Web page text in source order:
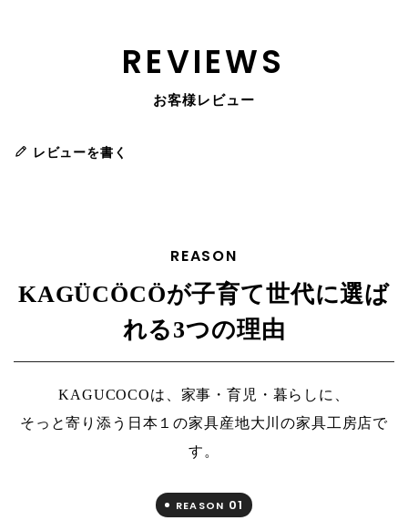
REVIEWS
お客様レビュー
レビューを書く
REASON
KAGÜCÖCÖが子育て世代に選ば
れる3つの理由
KAGUCOCOは、家事・育児・暮らしに、
そっと寄り添う日本１の家具産地大川の家具工房店で
す。
REASON 01